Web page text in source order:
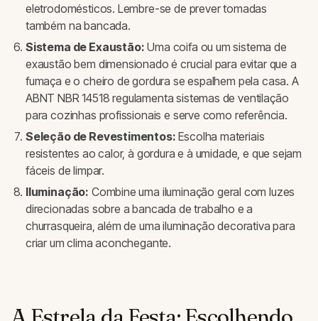
eletrodomésticos. Lembre-se de prever tomadas
também na bancada.
Sistema de Exaustão: Uma coifa ou um sistema de
exaustão bem dimensionado é crucial para evitar que a
fumaça e o cheiro de gordura se espalhem pela casa. A
ABNT NBR 14518 regulamenta sistemas de ventilação
para cozinhas profissionais e serve como referência.
Seleção de Revestimentos: Escolha materiais
resistentes ao calor, à gordura e à umidade, e que sejam
fáceis de limpar.
Iluminação: Combine uma iluminação geral com luzes
direcionadas sobre a bancada de trabalho e a
churrasqueira, além de uma iluminação decorativa para
criar um clima aconchegante.